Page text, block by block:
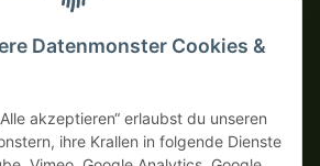
ZAHLUNGSMETHODEN
Datenmonster Cookies &
akzeptieren“ erlaubst du unseren
ihre Krallen in folgende Dienste